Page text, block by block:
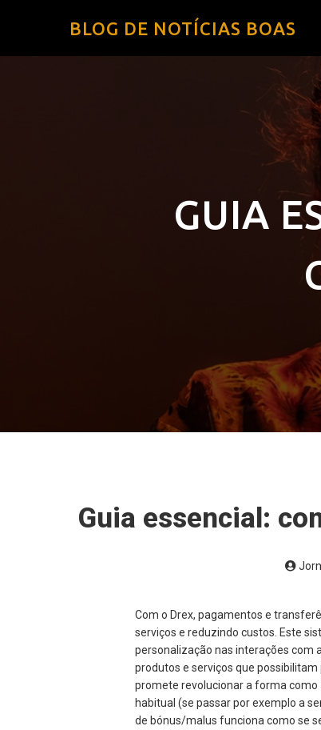
BLOG DE NOTÍCIAS BOAS
GUIA
Guia essencial:
Com o Drex, pagamentos e
serviços e reduzindo custos. Este
personalização nas interações com
produtos e serviços que
promete revolucionar a forma
habitual (se passar por exemplo a
de bónus/malus funciona como se